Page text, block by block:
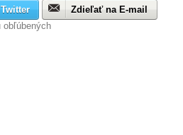
Zdieľať na E-mail
obľúbených